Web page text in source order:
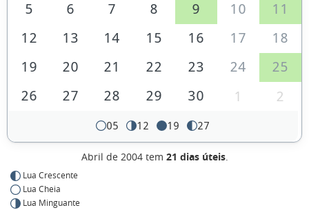
5
6 7 8 9 10
11
12
13 14 15 16 17
18
19
20 21 22 23 24
25
26
27 28 29 30 1 2
05 12 19 27
Abril de 2004 tem 21 dias úteis.
Lua Crescente
Lua Cheia
Lua Minguante